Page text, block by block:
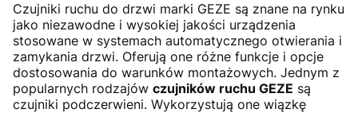
Czujniki ruchu do drzwi marki GEZE są znane na rynku
jako niezawodne i wysokiej jakości urządzenia
stosowane w systemach automatycznego otwierania i
zamykania drzwi. Oferują one różne funkcje i opcje
dostosowania do warunków montażowych. Jednym z
popularnych rodzajów czujników ruchu GEZE są
czujniki podczerwieni. Wykorzystują one wiązkę